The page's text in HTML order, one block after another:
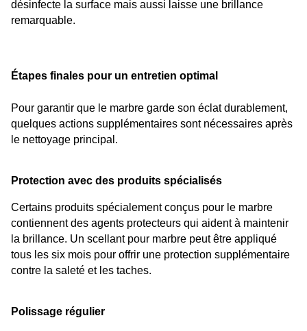
désinfecte la surface mais aussi laisse une brillance
remarquable.
Étapes finales pour un entretien optimal
Pour garantir que le marbre garde son éclat durablement,
quelques actions supplémentaires sont nécessaires après
le nettoyage principal.
Protection avec des produits spécialisés
Certains produits spécialement conçus pour le marbre
contiennent des agents protecteurs qui aident à maintenir
la brillance. Un scellant pour marbre peut être appliqué
tous les six mois pour offrir une protection supplémentaire
contre la saleté et les taches.
Polissage régulier